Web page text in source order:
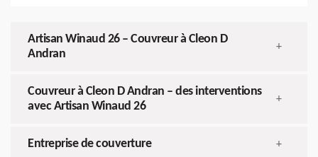
Artisan Winaud 26 – Couvreur à Cleon D
Andran
+
Couvreur à Cleon D Andran – des interventions
avec Artisan Winaud 26
+
Entreprise de couverture +